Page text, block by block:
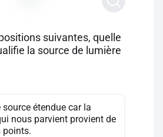
suivantes, quelle
la source de lumière
source étendue car la
nous parvient provient de
points.